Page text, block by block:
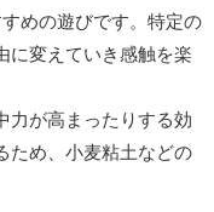
めの遊びです。特定の
に変えていき感触を楽
力が高まったりする効
ため、小麦粘土などの